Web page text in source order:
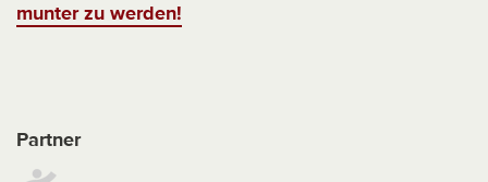
munter zu werden!
Partner